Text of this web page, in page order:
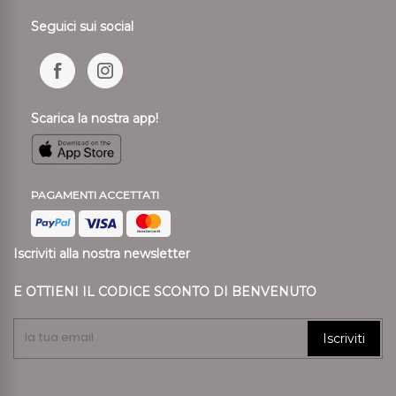
Seguici sui social
Scarica la nostra app!
PAGAMENTI ACCETTATI
Iscriviti alla nostra newsletter
E OTTIENI IL CODICE SCONTO DI BENVENUTO
Iscriviti